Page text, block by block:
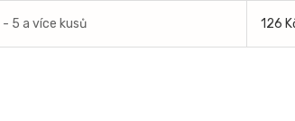
- 5 a více kusů 126